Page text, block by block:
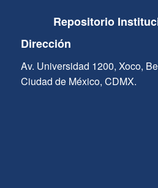
Repositorio
Dirección
Av. Universidad 1200, Xoco,
Ciudad de México, CDMX.